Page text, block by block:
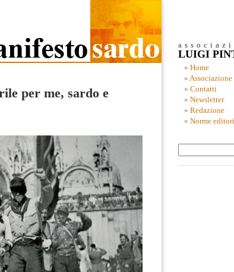
per me, sardo e
LUIGI
Home
Associazione
Contatti
Newsletter
Redazione
Norme